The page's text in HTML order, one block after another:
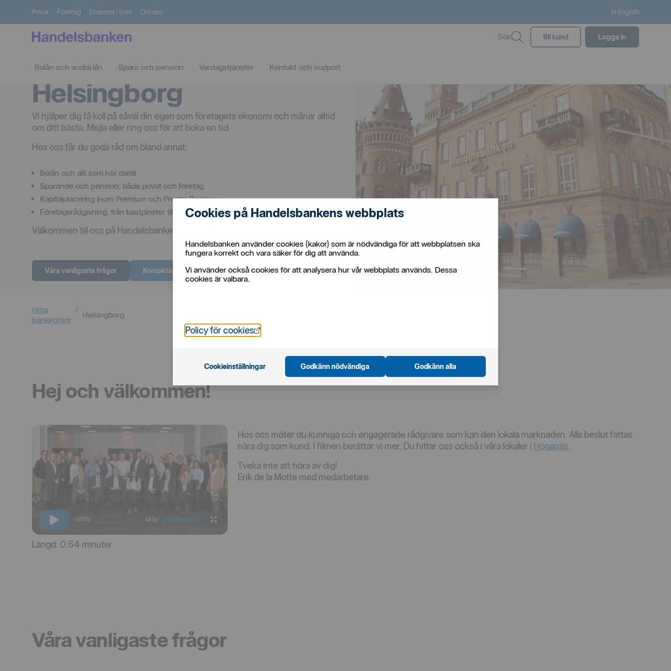
Cookies på Handelsbankens webbplats
Handelsbanken använder cookies (kakor) som är nödvändiga för att webbplatsen ska
fungera korrekt och vara säker för dig att använda.
Vi använder också cookies för att analysera hur vår webbplats används. Dessa
cookies är valbara.
Policy för cookies Öppnas i nytt fönster
Cookieinställningar Godkänn nödvändiga Godkänn alla
Privat Företag Ekonomi i livet Om oss In English
Sök Bli kund Logga in
Bolån och andra lån Spara och pension Vardagstjänster Kontakt och support
Handelsbanken
Helsingborg
Vi hjälper dig få koll på såväl din egen som företagets ekonomi och månar alltid
om ditt bästa. Mejla eller ring oss för att boka en tid.
Hos oss får du goda råd om bland annat:
Bolån och allt som hör därtill
Sparande och pension, både privat och företag
Kapitalplacering inom Premium och Private Banking
Företagsrådgivning, från bastjänster till komplexa lösningar
Välkommen till oss på Handelsbanken i Helsingborg!
Våra vanligaste frågor Kontakta oss, boka tid
Hitta
bankkontor
Helsingborg
Hej och välkommen!
Längd: 0:54 minuter
Hos oss möter du kunniga och engagerade rådgivare som kan den lokala marknaden. Alla beslut fattas
nära dig som kund. I filmen berättar vi mer. Du hittar oss också i våra lokaler i Höganäs
Tveka inte att höra av dig!
Erik de la Motte med medarbetare.
Våra vanligaste frågor